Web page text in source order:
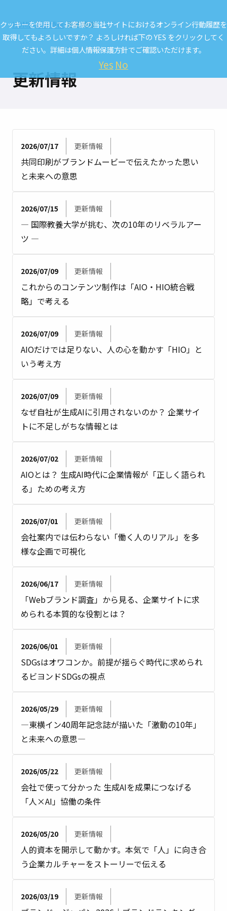
HOME 最新情報 更新情報
更新情報
2026/07/17 更新情報
共同印刷がブランドムービーで伝えたかった思い
と未来への意思
2026/07/15 更新情報
― 国際教養大学が挑む、次の10年のリベラルアー
ツ ―
2026/07/09 更新情報
これからのコンテンツ制作は「AIO・HIO統合戦
略」で考える
2026/07/09 更新情報
AIOだけでは足りない、人の心を動かす「HIO」と
いう考え方
2026/07/09 更新情報
なぜ自社が生成AIに引用されないのか？ 企業サイ
トに不足しがちな情報とは
2026/07/02 更新情報
AIOとは？ 生成AI時代に企業情報が「正しく語られ
る」ための考え方
2026/07/01 更新情報
会社案内では伝わらない「働く人のリアル」を多
様な企画で可視化
2026/06/17 更新情報
「Webブランド調査」から見る、企業サイトに求
められる本質的な役割とは？
2026/06/01 更新情報
SDGsはオワコンか。前提が揺らぐ時代に求められ
るビヨンドSDGsの視点
2026/05/29 更新情報
―東横イン40周年記念誌が描いた「激動の10年」
と未来への意思―
2026/05/22 更新情報
会社で使って分かった 生成AIを成果につなげる
「人×AI」協働の条件
2026/05/20 更新情報
人的資本を開示して動かす。本気で「人」に向き合
う企業カルチャーをストーリーで伝える
2026/03/19 更新情報
クッキーを使用してお客様の当社サイトにおけるオンライン行動履歴を
取得してもよろしいですか？ よろしければ下の YES をクリックしてく
ださい。詳細は個人情報保護方針でご確認いただけます。
Yes No